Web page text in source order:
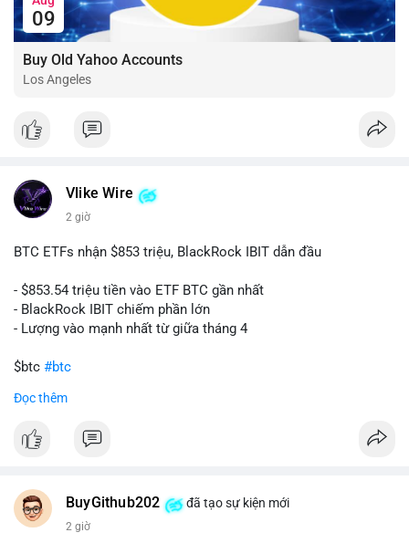
09
Buy Old Yahoo Accounts
Los Angeles
Vlike Wire
2 giờ
BTC ETFs nhận $853 triệu, BlackRock IBIT dẫn đầu
- $853.54 triệu tiền vào ETF BTC gần nhất
- BlackRock IBIT chiếm phần lớn
- Lượng vào mạnh nhất từ giữa tháng 4
$btc #btc
#vlikevn
📰 Nguồn: CoinDesk
Đọc thêm
BuyGithub202 đã tạo sự kiện mới
2 giờ